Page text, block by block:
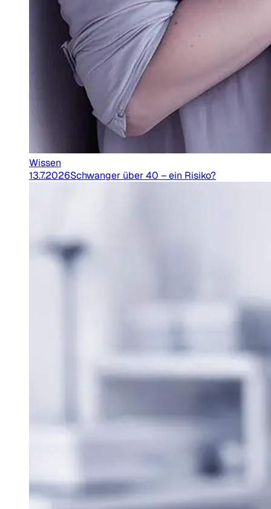
Wissen
13.7.2026Schwanger über 40 – ein Risiko?